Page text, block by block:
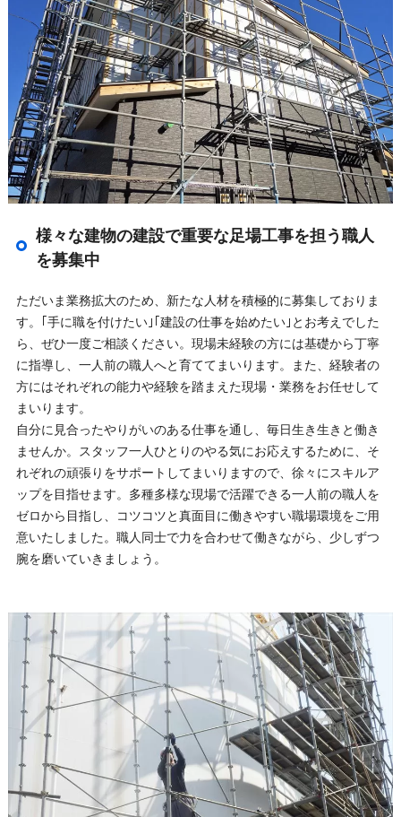
様々な建物の建設で重要な足場工事を担う職人
を募集中
ただいま業務拡大のため、新たな人材を積極的に募集しておりま
す。｢手に職を付けたい｣｢建設の仕事を始めたい｣とお考えでした
ら、ぜひ一度ご相談ください。現場未経験の方には基礎から丁寧
に指導し、一人前の職人へと育ててまいります。また、経験者の
方にはそれぞれの能力や経験を踏まえた現場・業務をお任せして
まいります。
自分に見合ったやりがいのある仕事を通し、毎日生き生きと働き
ませんか。スタッフ一人ひとりのやる気にお応えするために、そ
れぞれの頑張りをサポートしてまいりますので、徐々にスキルア
ップを目指せます。多種多様な現場で活躍できる一人前の職人を
ゼロから目指し、コツコツと真面目に働きやすい職場環境をご用
意いたしました。職人同士で力を合わせて働きながら、少しずつ
腕を磨いていきましょう。